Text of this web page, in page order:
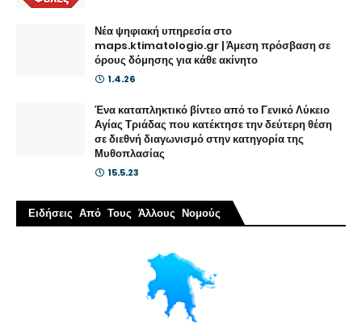
Νέα ψηφιακή υπηρεσία στο
maps.ktimatologio.gr | Άμεση πρόσβαση σε
όρους δόμησης για κάθε ακίνητο
1.4.26
Ένα καταπληκτικό βίντεο από το Γενικό Λύκειο
Αγίας Τριάδας που κατέκτησε την δεύτερη θέση
σε διεθνή διαγωνισμό στην κατηγορία της
Μυθοπλασίας
15.5.23
Ειδήσεις Από Τους Άλλους Νομούς